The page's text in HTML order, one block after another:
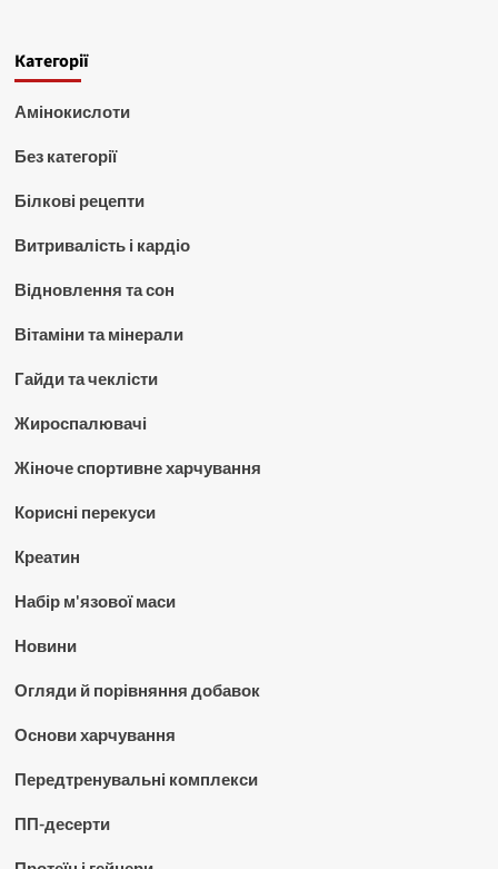
Категорії
Амінокислоти
Без категорії
Білкові рецепти
Витривалість і кардіо
Відновлення та сон
Вітаміни та мінерали
Гайди та чеклісти
Жироспалювачі
Жіноче спортивне харчування
Корисні перекуси
Креатин
Набір м'язової маси
Новини
Огляди й порівняння добавок
Основи харчування
Передтренувальні комплекси
ПП-десерти